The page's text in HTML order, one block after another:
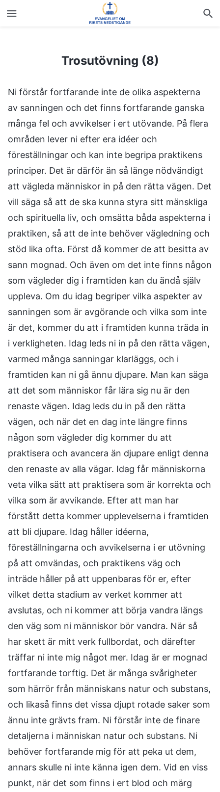
Trosutövning (8)
Trosutövning (8)
Ni förstår fortfarande inte de olika aspekterna
av sanningen och det finns fortfarande ganska
många fel och avvikelser i ert utövande. På flera
områden lever ni efter era idéer och
föreställningar och kan inte begripa praktikens
principer. Det är därför än så länge nödvändigt
att vägleda människor in på den rätta vägen. Det
vill säga så att de ska kunna styra sitt mänskliga
och spirituella liv, och omsätta båda aspekterna i
praktiken, så att de inte behöver vägledning och
stöd lika ofta. Först då kommer de att besitta av
sann mognad. Och även om det inte finns någon
som vägleder dig i framtiden kan du ändå själv
uppleva. Om du idag begriper vilka aspekter av
sanningen som är avgörande och vilka som inte
är det, kommer du att i framtiden kunna träda in
i verkligheten. Idag leds ni in på den rätta vägen,
varmed många sanningar klarläggs, och i
framtiden kan ni gå ännu djupare. Man kan säga
att det som människor får lära sig nu är den
renaste vägen. Idag leds du in på den rätta
vägen, och när det en dag inte längre finns
någon som vägleder dig kommer du att
praktisera och avancera än djupare enligt denna
den renaste av alla vägar. Idag får människorna
veta vilka sätt att praktisera som är korrekta och
vilka som är avvikande. Efter att man har
förstått detta kommer upplevelserna i framtiden
att bli djupare. Idag håller idéerna,
föreställningarna och avvikelserna i er utövning
på att omvändas, och praktikens väg och
inträde håller på att uppenbaras för er, efter
vilket detta stadium av verket kommer att
avslutas, och ni kommer att börja vandra längs
den väg som ni människor bör vandra. När så
har skett är mitt verk fullbordat, och därefter
träffar ni inte mig något mer. Idag är er mognad
fortfarande torftig. Det är många svårigheter
som härrör från människans natur och substans,
och likaså finns det vissa djupt rotade saker som
ännu inte grävts fram. Ni förstår inte de finare
detaljerna i människan natur och substans. Ni
behöver fortfarande mig för att peka ut dem,
annars skulle ni inte känna igen dem. Vid en viss
punkt, när det som finns i ert blod och märg